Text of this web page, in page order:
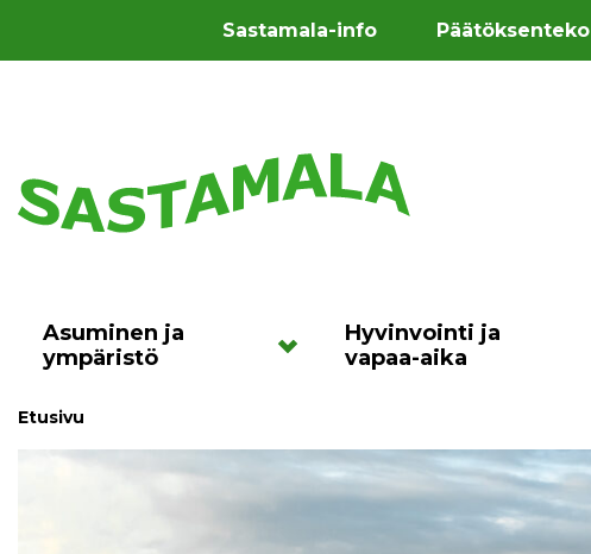
Sastamala-info Päätöksenteko
Asuminen ja
ympäristö
Hyvinvointi ja
vapaa-aika
Etusivu